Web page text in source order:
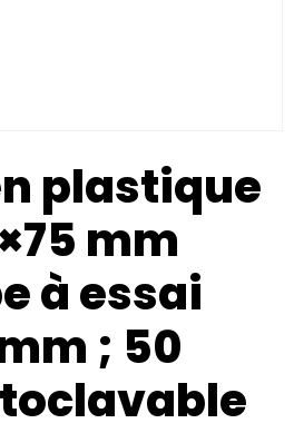
plastique
mm
à essai
; 50